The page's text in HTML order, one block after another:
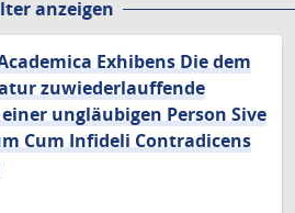
anzeigen
Exhibens Die dem
zuwiederlauffende
ungläubigen Person Sive
Cum Infideli Contradicens